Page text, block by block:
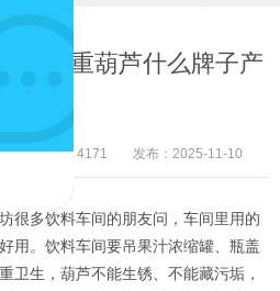
空起重葫芦什么牌子产
浏览：4171 发布：2025-11-10
很多饮料车间的朋友问，车间里用的
用。饮料车间要吊果汁浓缩罐、瓶盖
卫生，葫芦不能生锈、不能藏污垢，